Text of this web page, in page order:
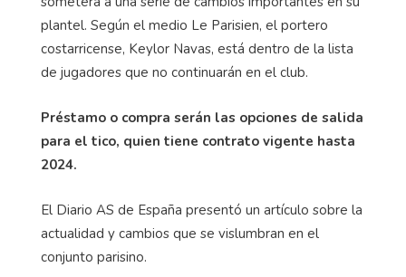
Se viene el final de la temporada y el PSG se
someterá a una serie de cambios importantes en su
costarricense, Keylor Navas, está dentro de la lista
de jugadores que no continuarán en el club.
para el tico, quien tiene contrato vigente hasta
2024.